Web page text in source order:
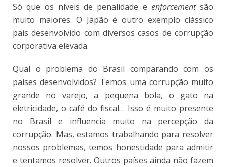
Só que os níveis de penalidade e enforcementsão
muito maiores. O Japão é outro exemplo clássico
pais desenvolvido com diversos casos de corrupção
corporativa elevada.
Qual o problema do Brasil comparando com os
países desenvolvidos? Temos uma corrupção muito
grande no varejo, a pequena bola, o gato na
eletricidade, o café do fiscal… Isso é muito presente
no Brasil e influencia muito na percepção da
corrupção. Mas, estamos trabalhando para resolver
nossos problemas, temos honestidade para admitir
e tentamos resolver. Outros países ainda não fazem